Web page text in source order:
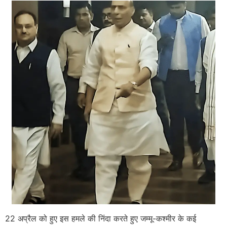
22 अप्रैल को हुए इस हमले की निंदा करते हुए जम्मू-कश्मीर के कई